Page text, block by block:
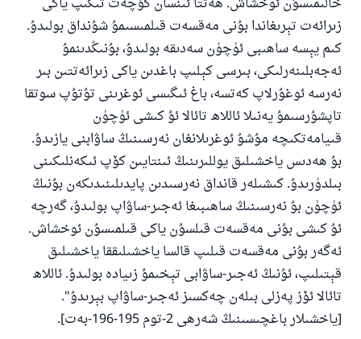
زىرائەت تېرىغاندا بۇنى مەقسەت قىلمىسىمۇ شۇنداق بولىدۇ.
كىم يېسە ساھىبى ئۈچۈن سەدىقە بولىدۇ، بۇنىڭدىنمۇ
ئەجەبلىنەرلىكى، بىرسى كېلىپ باغدىن ياكى زىرائەتتىن بىر
نەرسە ئوغۇرلاپ كەتسە، باغ ئىگىسى ئوغرىنى تۇتۇپ سوتقا
تاپشۇرسىمۇ يەنىلا ئاللاھ تائالا ئۇ كىشى ئۈچۈن
قىيامەتكىچە مۇشۇ ئوغرىلانغان نەرسىنىڭ ساۋابنى يازىدۇ.
بۇ ھەدىس ياخشىلىق يوللىرىنىڭ ئىنتايىن كۆپ ئىكەنلىكىنى
بىلدۈرىدۇ. كىشىلەر قانداق نەرسىدىن پايدىلىنىدىكەن بۇنىڭ
ئۈچۈن بۇ نەرسىنىڭ ساھىبىغا ئەجىر-ساۋاپ بولىدۇ، گەرچە
ئۇ كىشى بۇنى مەقسەت قىلسۇن ياكى قىلمىسۇن ئوخشاش.
ئەگەر بۇنى مەقسەت قىلىپ قالسا ياخشىلىققا ياخشىلىق
قېتىلىپ، ئۇنىڭ ئەجىر-ساۋابى تېخىمۇ زىيادە بولىدۇ. ئاللاھ
تائالا ئۆز پەزلى بىلەن چەكسىز ئەجىر-ساۋاپ بېرىدۇ".
[ياخشىلار باغچىسىنىڭ شەرھى 2-توم 195-196-بەت].